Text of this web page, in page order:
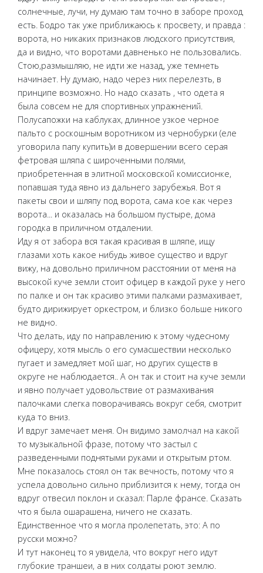
солнечные, лучи, ну думаю там точно в заборе проход
есть. Бодро так уже приближаюсь к просвету, и правда :
ворота, но никаких признаков людского присутствия,
да и видно, что воротами давненько не пользовались.
Стою,размышляю, не идти же назад, уже темнеть
начинает. Ну думаю, надо через них перелезть, в
принципе возможно. Но надо сказать , что одета я
была совсем не для спортивных упражнений.
Полусапожки на каблуках, длинное узкое черное
пальто с роскошным воротником из чернобурки (еле
уговорила папу купить)и в довершении всего серая
фетровая шляпа с широченными полями,
приобретенная в элитной московской комиссионке,
попавшая туда явно из дальнего зарубежья. Вот я
пакеты свои и шляпу под ворота, сама кое как через
ворота... и оказалась на большом пустыре, дома
городка в приличном отдалении.
Иду я от забора вся такая красивая в шляпе, ищу
глазами хоть какое нибудь живое существо и вдруг
вижу, на довольно приличном расстоянии от меня на
высокой куче земли стоит офицер в каждой руке у него
по палке и он так красиво этими палками размахивает,
будто дирижирует оркестром, и близко больше никого
не видно.
Что делать, иду по направлению к этому чудесному
офицеру, хотя мысль о его сумасшествии несколько
пугает и замедляет мой шаг, но других существ в
округе не наблюдается.. А он так и стоит на куче земли
и явно получает удовольствие от размахивания
палочками слегка поворачиваясь вокруг себя, смотрит
куда то вниз.
И вдруг замечает меня. Он видимо замолчал на какой
то музыкальной фразе, потому что застыл с
разведенными поднятыми руками и открытым ртом.
Мне показалось стоял он так вечность, потому что я
успела довольно сильно приблизится к нему, тогда он
вдруг отвесил поклон и сказал: Парле франсе. Сказать
что я была ошарашена, ничего не сказать.
Единственное что я могла пролепетать, это: А по
русски можно?
И тут наконец то я увидела, что вокруг него идут
глубокие траншеи, а в них солдаты роют землю.